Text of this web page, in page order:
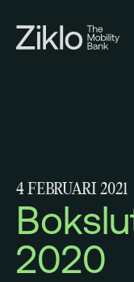
4 FEBRUARI 2021
2020